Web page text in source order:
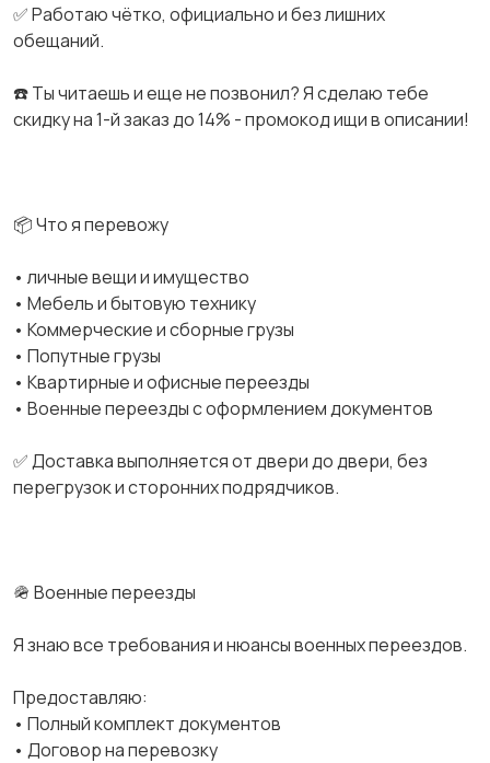
✅ Работаю чётко, официально и без лишних
обещаний.
☎️ Ты читаешь и еще не позвонил? Я сделаю тебе
скидку на 1-й заказ до 14% - промокод ищи в описании!
📦 Что я перевожу
• личные вещи и имущество
• Мебель и бытовую технику
• Коммерческие и сборные грузы
• Попутные грузы
• Квартирные и офисные переезды
• Военные переезды с оформлением документов
✅ Доставка выполняется от двери до двери, без
перегрузок и сторонних подрядчиков.
🪖 Военные переезды
Я знаю все требования и нюансы военных переездов.
Предоставляю:
• Полный комплект документов
• Договор на перевозку